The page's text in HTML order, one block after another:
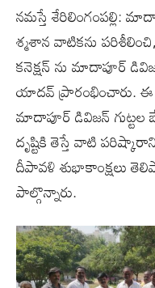
నమస్తే శేరిలింగంపల్లి:
శ్మశాన వాటికను
కనెక్షన్ ను మాదాపూర్ డివిజన్
యాదవ్ ప్రారంభించారు.
మాదాపూర్ డివిజన్ గుట్టల
దృష్టికి తెస్తే వాటి
దీపావళి శుభాకాంక్షలు
పాల్గొన్నారు.